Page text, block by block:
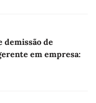
demissão de
em empresa: